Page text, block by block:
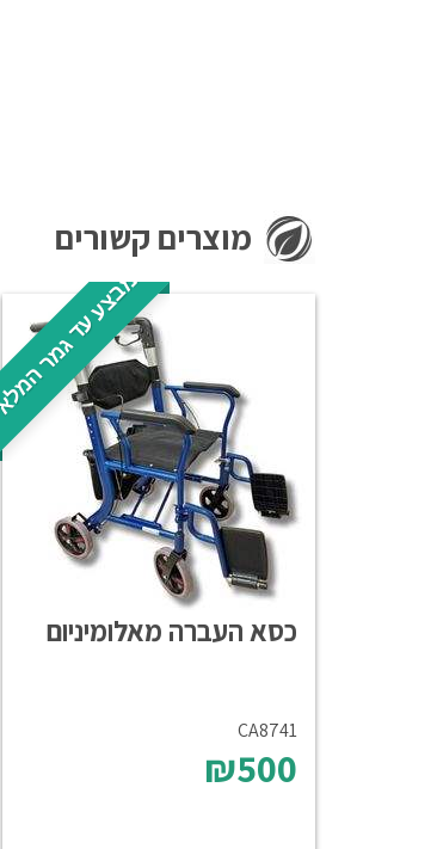
מוצרים קשורים
מבצע עד גמר
כסא העברה מאלומיניום
CA8741
₪500